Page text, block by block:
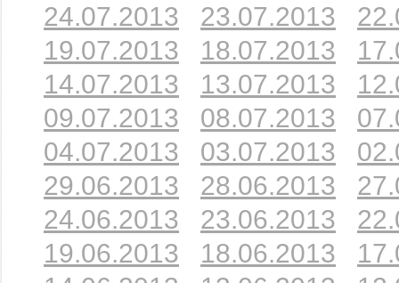
24.07.2013
23.07.2013
19.07.2013
18.07.2013
14.07.2013
13.07.2013
09.07.2013
08.07.2013
04.07.2013
03.07.2013
29.06.2013
28.06.2013
24.06.2013
23.06.2013
19.06.2013
18.06.2013